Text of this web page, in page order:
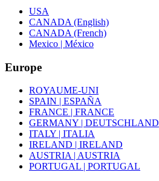
USA
CANADA (English)
CANADA (French)
Mexico | México
Europe
ROYAUME-UNI
SPAIN | ESPAÑA
FRANCE | FRANCE
GERMANY | DEUTSCHLAND
ITALY | ITALIA
IRELAND | IRELAND
AUSTRIA | AUSTRIA
PORTUGAL | PORTUGAL